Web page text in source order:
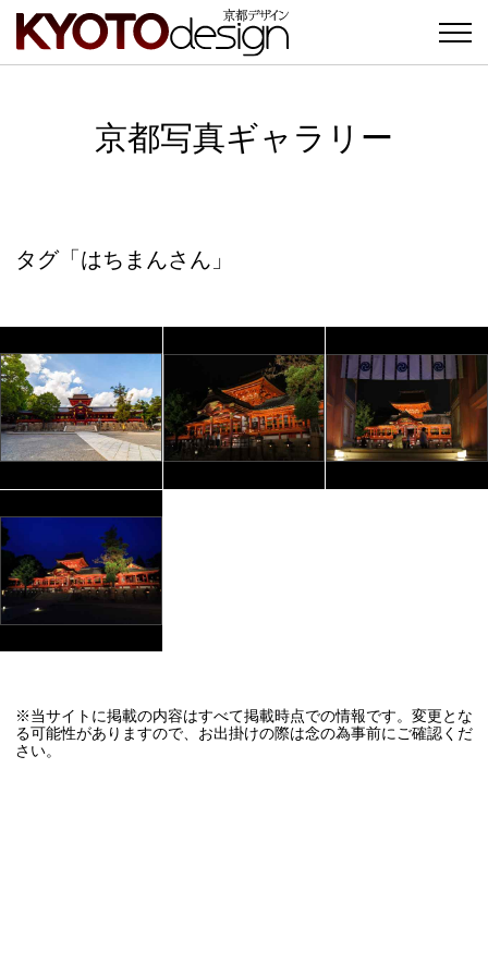
京都写真ギャラリー
タグ「はちまんさん」
※当サイトに掲載の内容はすべて掲載時点での情報です。変更とな
る可能性がありますので、お出掛けの際は念の為事前にご確認くだ
さい。